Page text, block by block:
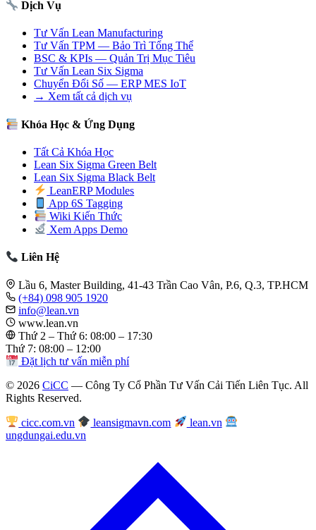
Dịch Vụ
Tư Vấn Lean Manufacturing
Tư Vấn TPM — Bảo Trì Tổng Thể
BSC & KPIs — Quản Trị Mục Tiêu
Tư Vấn Lean Six Sigma
Chuyển Đổi Số — ERP MES IoT
→ Xem tất cả dịch vụ
Khóa Học & Ứng Dụng
Tất Cả Khóa Học
Lean Six Sigma Green Belt
Lean Six Sigma Black Belt
LeanERP Modules
App 6S Tagging
Wiki Kiến Thức
Xem Apps Demo
Liên Hệ
Lầu 6, Master Building, 41-43 Trần Cao Vân, P.6, Q.3, TP.HCM
(+84) 098 905 1920
info@lean.vn
www.lean.vn
Thứ 2 – Thứ 6: 08:00 – 17:30
Thứ 7: 08:00 – 12:00
Đặt lịch tư vấn miễn phí
© 2026 CiCC — Công Ty Cổ Phần Tư Vấn Cải Tiến Liên Tục. All
Rights Reserved.
cicc.com.vn leansigmavn.com
lean.vn
ungdungai.edu.vn